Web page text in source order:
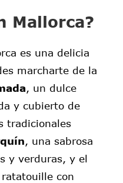
Mallorca?
es una delicia
marcharte de la
, un dulce
y cubierto de
tradicionales
, una sabrosa
y verduras, y el
con